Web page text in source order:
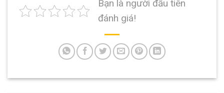
Bạn là người đầu tiên
đánh giá!